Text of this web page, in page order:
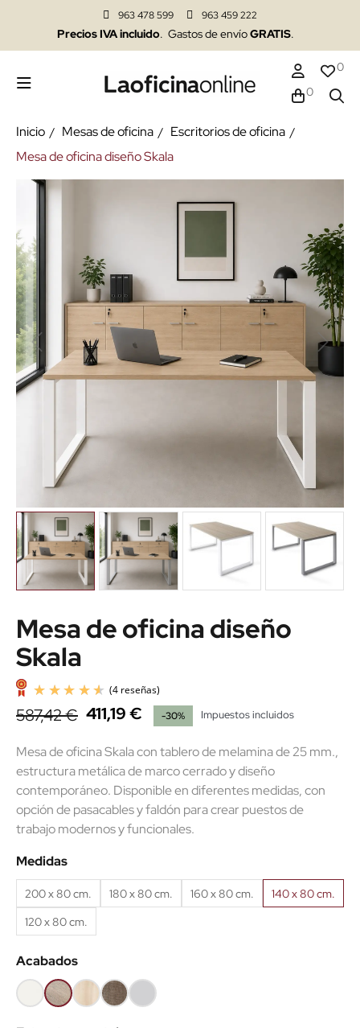
963 478 599 963 459 222
Precios IVA incluido. Gastos de envíoGRATIS.
0
0
Inicio Mesas de oficina
Escritorios de oficina
Mesa de oficina diseño Skala
Mesa de oficina diseño
Skala
(4 reseñas)
587,42 € 411,19 € -30% Impuestos incluidos
Mesa de oficina Skala con tablero de melamina de 25 mm.,
estructura metálica de marco cerrado y diseño
contemporáneo. Disponible en diferentes medidas, con
opción de pasacables y faldón para crear puestos de
trabajo modernos y funcionales.
Medidas
200 x 80 cm. 180 x 80 cm. 160 x 80 cm.
140 x 80 cm.
120 x 80 cm.
Acabados
BlancoOlmo
claro
AcaciaNebraska
Gris
claro